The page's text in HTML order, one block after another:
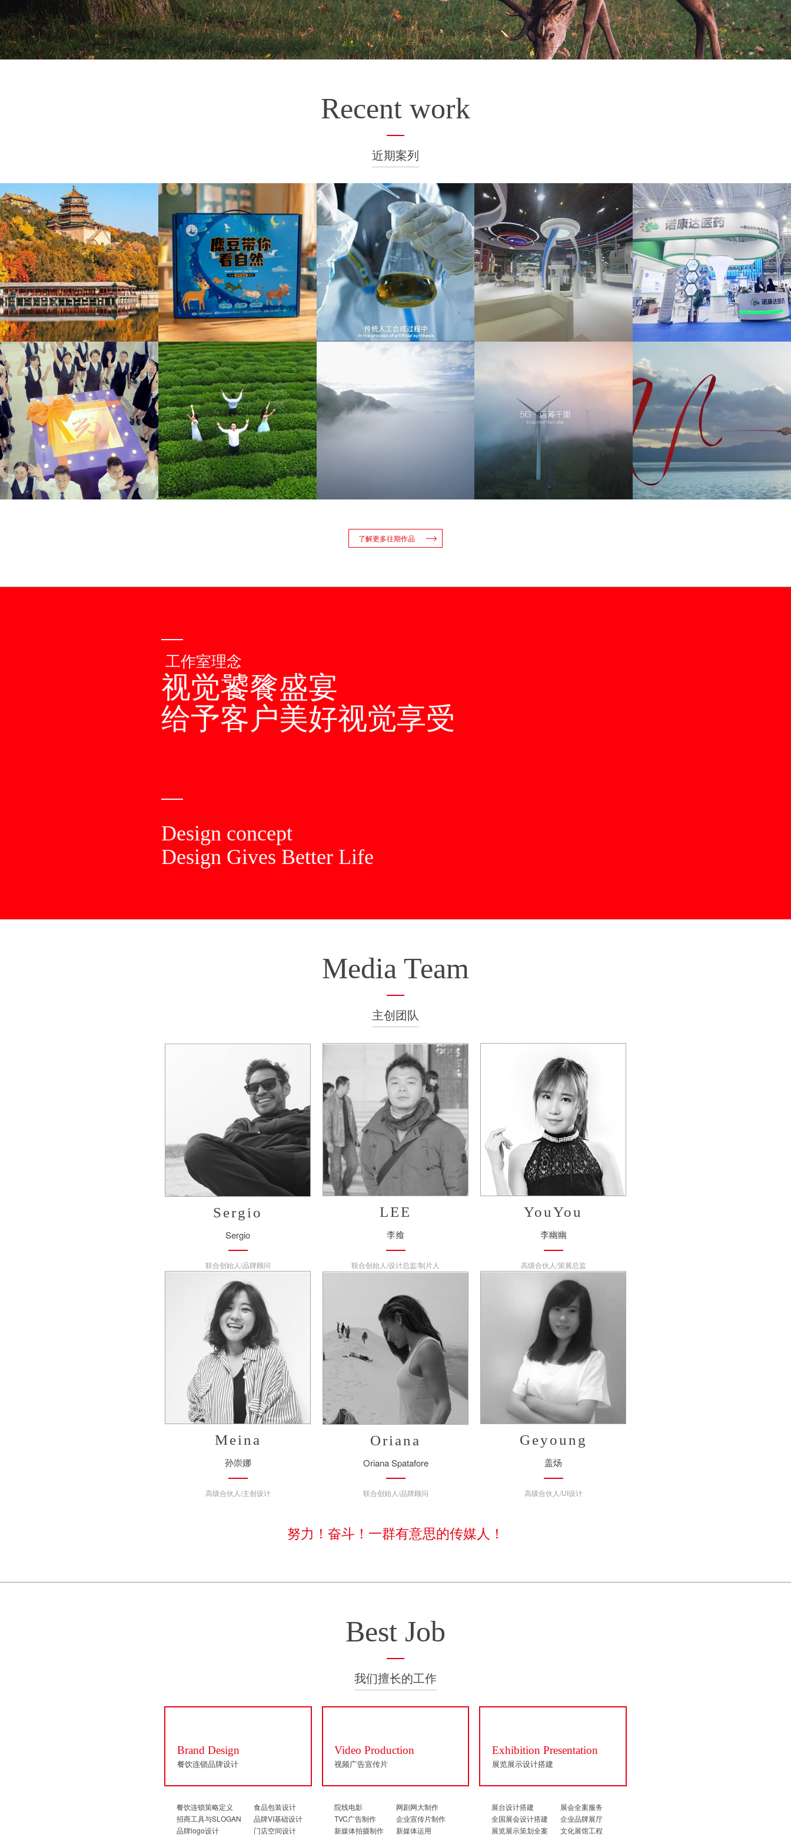
Recent work
近期案列
了解更多往期作品
工作室理念
视觉饕餮盛宴
给予客户美好视觉享受
Design concept
Design Gives Better Life
Media Team
主创团队
Sergio
Sergio
联合创始人/品牌顾问
LEE
李飨
联合创始人/设计总监/制片人
YouYou
李幽幽
高级合伙人/策展总监
Meina
孙崇娜
高级合伙人/主创设计
Oriana
Oriana Spatafore
联合创始人/品牌顾问
Geyoung
盖炀
高级合伙人/UI设计
努力！奋斗！一群有意思的传媒人！
Best Job
我们擅长的工作
Brand Design
餐饮连锁品牌设计
餐饮连锁策略定义
招商工具与SLOGAN
品牌logo设计
食品包装设计
品牌VI基础设计
门店空间设计
Video Production
视频广告宣传片
院线电影
TVC广告制作
新媒体拍摄制作
网剧网大制作
企业宣传片制作
新媒体运用
Exhibition Presentation
展览展示设计搭建
展台设计搭建
全国展会设计搭建
展览展示策划全案
展会全案服务
企业品牌展厅
文化展馆工程